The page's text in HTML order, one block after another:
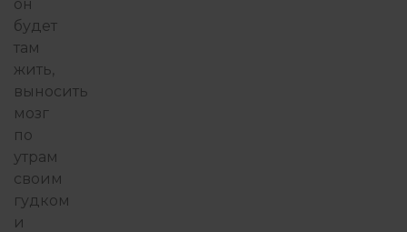
он
будет
там
жить,
выносить
мозг
по
утрам
своим
гудком
и